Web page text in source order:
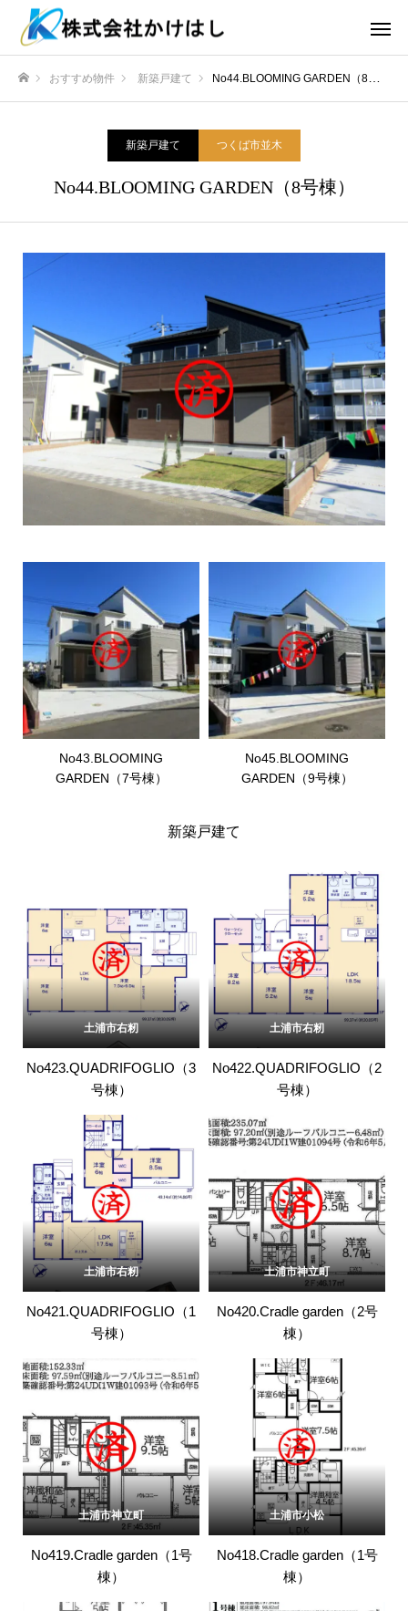
おすすめ物件 新築戸建て No44.BLOOMING GARDEN（8号棟）
新築戸建て つくば市並木
No44.BLOOMING GARDEN（8号棟）
No43.BLOOMING
GARDEN（7号棟）
No45.BLOOMING
GARDEN（9号棟）
新築戸建て
土浦市右籾
No423.QUADRIFOGLIO（3
号棟）
土浦市右籾
No422.QUADRIFOGLIO（2
号棟）
土浦市右籾
No421.QUADRIFOGLIO（1
号棟）
土浦市神立町
No420.Cradle garden（2号
棟）
土浦市神立町
No419.Cradle garden（1号
棟）
土浦市小松
No418.Cradle garden（1号
棟）